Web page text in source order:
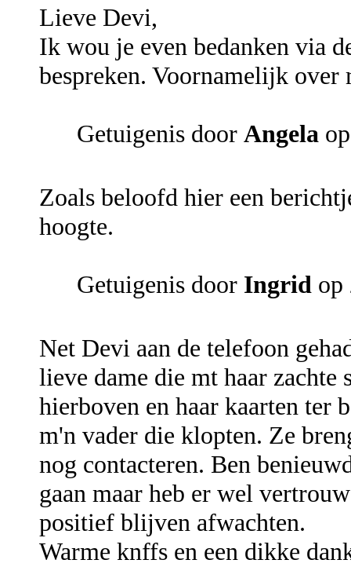
Lieve Devi,
Ik wou je even bedanken via
bespreken. Voornamelijk
Getuigenis door Angela
Zoals beloofd hier een
hoogte.
Getuigenis door Ingrid op
Net Devi aan de telefoon
lieve dame die mt haar zachte
hierboven en haar kaarten ter
m'n vader die klopten. Ze
nog contacteren. Ben
gaan maar heb er wel
positief blijven afwachten.
Warme knffs en een dikke